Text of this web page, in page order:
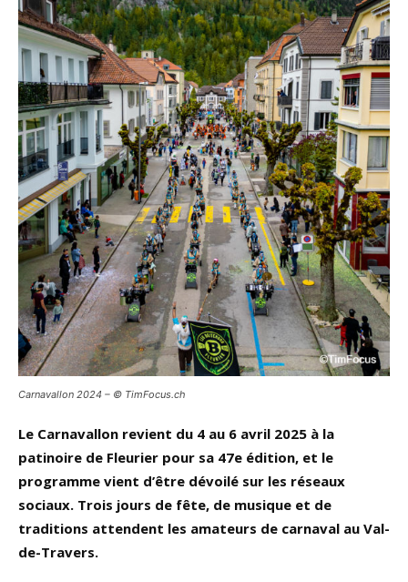
Carnavallon 2024 – © TimFocus.ch
Le Carnavallon revient du 4 au 6 avril 2025 à la
patinoire de Fleurier pour sa 47e édition, et le
programme vient d’être dévoilé sur les réseaux
sociaux. Trois jours de fête, de musique et de
traditions attendent les amateurs de carnaval au Val-
de-Travers.